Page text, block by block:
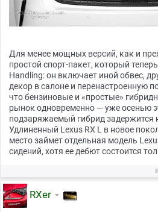
Для менее мощных версий, как и
простой спорт-пакет, который
Handling: он включает иной обвес,
декор в салоне и перенастроенную
что бензиновые и «простые»
рынок одновременно — уже осенью
подзаряжаемый гибрид задержится
Удлиненный Lexus RX L в новое
место займет отдельная модель
сидений, хотя ее дебют состоится
RXer